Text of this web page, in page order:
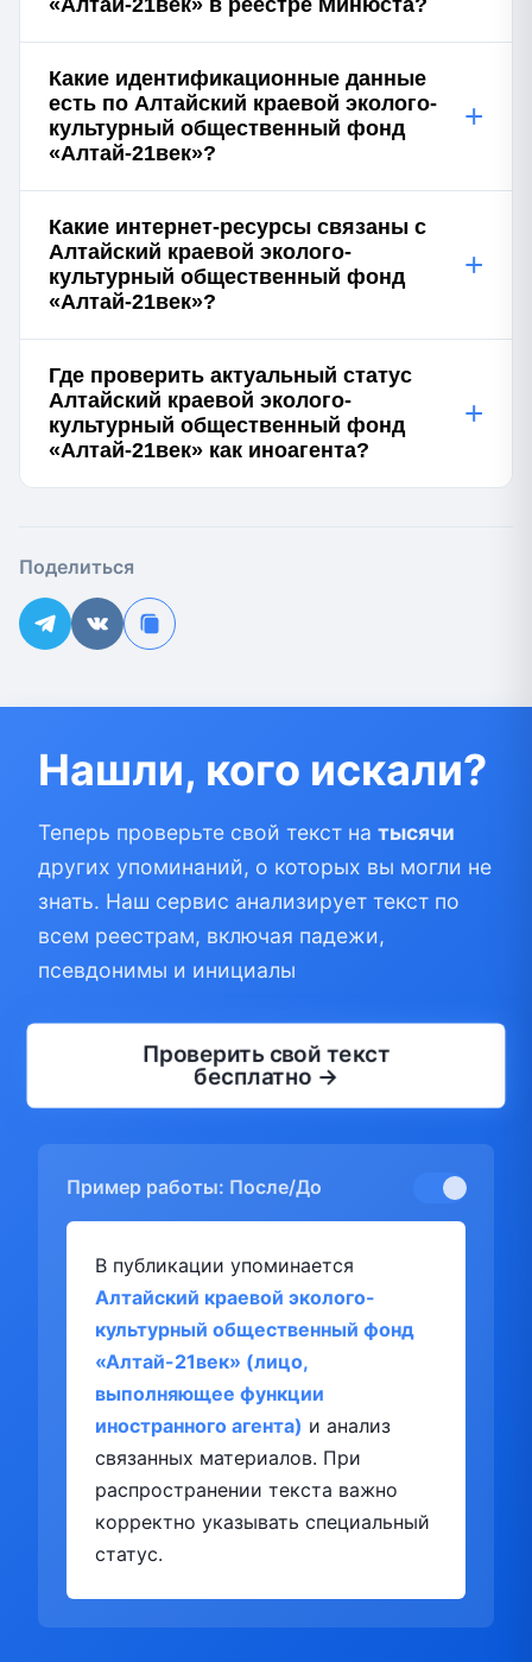
«Алтай-21век» в реестре Минюста?
Какие идентификационные данные
есть по Алтайский краевой эколого-
культурный общественный фонд
«Алтай-21век»?
+
Какие интернет-ресурсы связаны с
Алтайский краевой эколого-
культурный общественный фонд
«Алтай-21век»?
+
Где проверить актуальный статус
Алтайский краевой эколого-
культурный общественный фонд
«Алтай-21век» как иноагента?
+
Поделиться
Нашли, кого искали?
Теперь проверьте свой текст на тысячи
других упоминаний, о которых вы могли не
знать. Наш сервис анализирует текст по
всем реестрам, включая падежи,
псевдонимы и инициалы
Проверить свой текст
бесплатно →
Пример работы: После/До
В публикации упоминается
Алтайский краевой эколого-
культурный общественный фонд
«Алтай-21век» (лицо,
выполняющее функции
иностранного агента) и анализ
связанных материалов. При
распространении текста важно
корректно указывать специальный
статус.